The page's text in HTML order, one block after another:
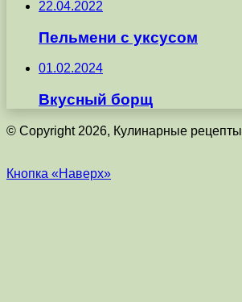
22.04.2022
Пельмени с уксусом
01.02.2024
Вкусный борщ
© Copyright 2026, Кулинарные рецепты
Кнопка «Наверх»